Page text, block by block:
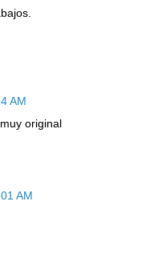
AM
original
AM